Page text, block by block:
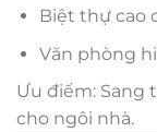
Biệt thự cao
Văn phòng
Ưu điểm: Sang
cho ngôi nhà.